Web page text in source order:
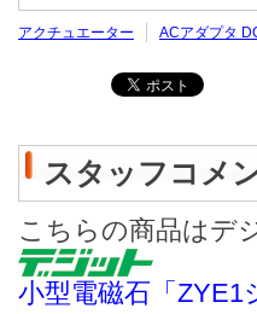
アクチュエーター ACアダプタ
スタッフコメ
こちらの商品はデ
小型電磁石「ZYE1